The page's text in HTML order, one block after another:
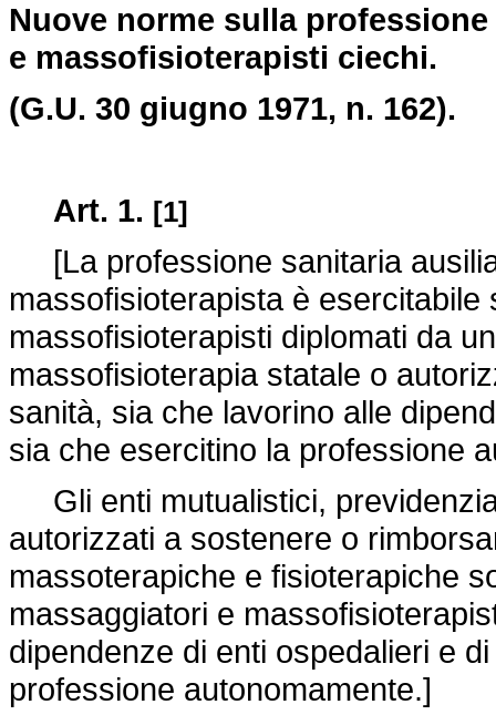
Nuove norme sulla
e massofisioterapisti ciechi.
(G.U. 30 giugno 1971, n. 162).
Art. 1. [1]
[La professione sanitaria
massofisioterapista è
massofisioterapisti diplomati da
massofisioterapia statale o
sanità, sia che lavorino alle
sia che esercitino la professione
Gli enti mutualistici,
autorizzati a sostenere o
massoterapiche e fisioterapiche
massaggiatori e
dipendenze di enti ospedalieri e
professione autonomamente.]